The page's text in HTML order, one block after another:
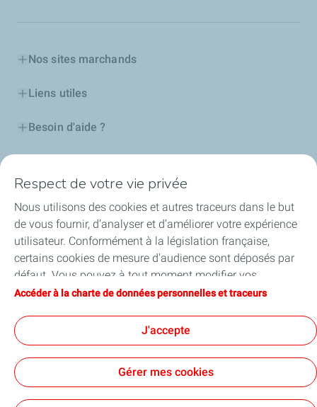
Nos sites marchands
Liens utiles
Besoin d'aide ?
Certificats d'économies d'énergie
Nos partenaires
Collaborer avec TotalEnergies
Accessibilité
Conditions Générales d’Utilisation
Respect de votre vie privée
Nous utilisons des cookies et autres traceurs dans le but
de vous fournir, d’analyser et d’améliorer votre expérience
utilisateur. Conformément à la législation française,
certains cookies de mesure d'audience sont déposés par
défaut. Vous pouvez à tout moment modifier vos
paramètres de cookies en cliquant sur le bouton « Gérer
vous acceptez le dépôt de l’ensemble des cookies. Dans le
cas où vous cliquez sur « Je refuse », seuls les cookies
techniques nécessaires au bon fonctionnement du site
seront utilisés. Pour plus d’informations, vous pouvez
Accéder à la charte de données personnelles et traceurs
J'accepte
Gérer mes cookies